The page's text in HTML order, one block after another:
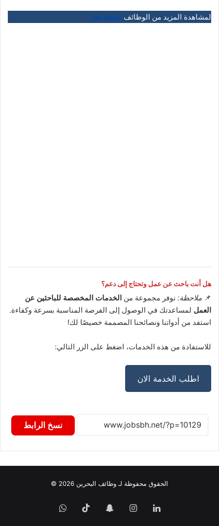
لمشاهدة المزيد من الوظائف اضغط هنا
هل أنت باحث عن عمل وتحتاج إلى دعم؟
📌 ملاحظة: نوفر مجموعة من الخدمات المخصصة للباحثين عن
العمل لمساعدتك في الوصول إلى الفرصة المناسبة بسرعة وكفاءة.
استفد من أدواتنا ونصائحنا المصممة خصيصًا لك!
للاستفادة من هذه الخدمات، اضغط على الزر التالي:
اطلب الخدمة الان
نسخ الرابط
الحقوق محفوظة لـ وظائف البحرين 2026 ©
لينكدإنانستقرامسناب ‫TikTokواتساب